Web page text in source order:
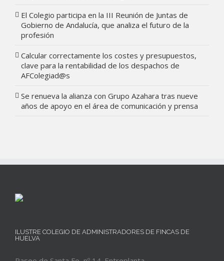
El Colegio participa en la III Reunión de Juntas de
Gobierno de Andalucía, que analiza el futuro de la
profesión
Calcular correctamente los costes y presupuestos,
clave para la rentabilidad de los despachos de
AFColegiad@s
Se renueva la alianza con Grupo Azahara tras nueve
años de apoyo en el área de comunicación y prensa
ILUSTRE COLEGIO DE ADMINISTRADORES DE FINCAS DE
HUELVA